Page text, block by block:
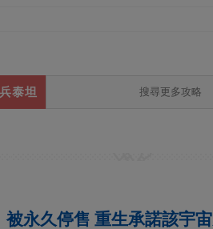
泰坦
被永久停售 重生承諾該宇